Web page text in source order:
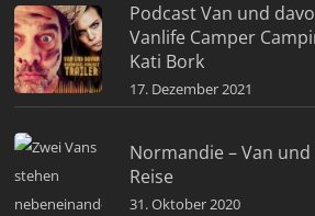
Podcast Van und
Vanlife Camper
Kati Bork
17. Dezember 2021
Normandie – Van
Reise
31. Oktober 2020